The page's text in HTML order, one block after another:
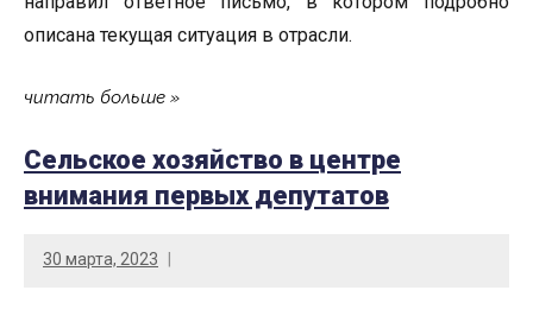
описана текущая ситуация в отрасли.
читать больше
Сельское хозяйство в центре
внимания первых депутатов
30 марта, 2023